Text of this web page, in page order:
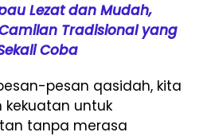
Lezat dan Mudah,
Tradisional yang
Coba
pesan qasidah, kita
untuk
tanpa merasa